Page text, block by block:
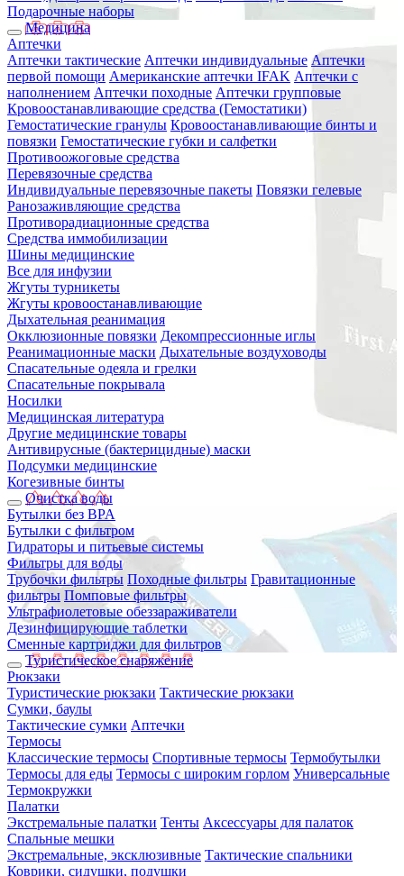
Подарочные наборы
Медицина
Аптечки
Аптечки тактические Аптечки индивидуальные Аптечки
первой помощи Американские аптечки IFAK Аптечки с
наполнением Аптечки походные Аптечки групповые
Кровоостанавливающие средства (Гемостатики)
Гемостатические гранулы Кровоостанавливающие бинты и
повязки Гемостатические губки и салфетки
Противоожоговые средства
Перевязочные средства
Индивидуальные перевязочные пакеты Повязки гелевые
Ранозаживляющие средства
Противорадиационные средства
Средства иммобилизации
Шины медицинские
Все для инфузии
Жгуты турникеты
Жгуты кровоостанавливающие
Дыхательная реанимация
Окклюзионные повязки Декомпрессионные иглы
Реанимационные маски Дыхательные воздуховоды
Спасательные одеяла и грелки
Спасательные покрывала
Носилки
Медицинская литература
Другие медицинские товары
Антивирусные (бактерицидные) маски
Подсумки медицинские
Когезивные бинты
Очистка воды
Бутылки без BPA
Бутылки с фильтром
Гидраторы и питьевые системы
Фильтры для воды
Трубочки фильтры Походные фильтры Гравитационные
фильтры Помповые фильтры
Ультрафиолетовые обеззараживатели
Дезинфицирующие таблетки
Сменные картриджи для фильтров
Туристическое снаряжение
Рюкзаки
Туристические рюкзаки Тактические рюкзаки
Сумки, баулы
Тактические сумки Аптечки
Термосы
Классические термосы Спортивные термосы Термобутылки
Термосы для еды Термосы с широким горлом Универсальные
Термокружки
Палатки
Экстремальные палатки Тенты Аксессуары для палаток
Спальные мешки
Экстремальные, эксклюзивные Тактические спальники
Коврики, сидушки, подушки